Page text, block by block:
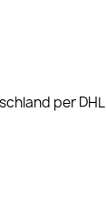
per DHL